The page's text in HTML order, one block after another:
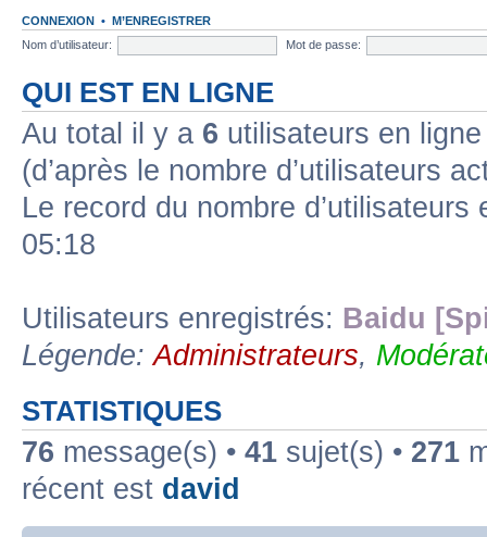
CONNEXION • M’ENREGISTRER
Nom d’utilisateur:
Mot de passe:
QUI EST EN LIGNE
Au total il y a 6 utilisateurs en
(d’après le nombre d’utilisateurs
Le record du nombre
05:18
Utilisateurs enregistrés: Baidu
Légende:Administrateurs,
STATISTIQUES
76 message(s) • 41 sujet(s) • 271
récent est david